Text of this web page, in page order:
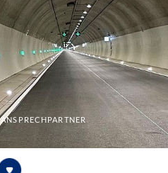
Ansprechpartner